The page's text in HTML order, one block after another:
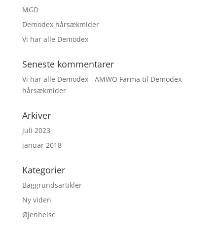
MGD
Demodex hårsækmider
Vi har alle Demodex
Seneste kommentarer
Vi har alle Demodex - AMWO Farma til Demodex
hårsækmider
Arkiver
juli 2023
januar 2018
Kategorier
Baggrundsartikler
Ny viden
Øjenhelse